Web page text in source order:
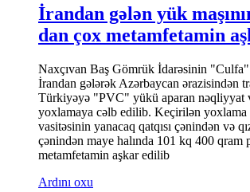
İrandan gələn yük
dan çox metamfetamin
Naxçıvan Baş Gömrük İdarəsinin
İrandan gələrək Azərbaycan ərazisindən
Türkiyəyə "PVC" yükü aparan nəqliyyat
yoxlamaya cəlb edilib. Keçirilən yoxlama
vasitəsinin yanacaq qatqısı çənindən və
çənindən maye halında 101 kq 400 qram
metamfetamin aşkar edilib
Ardını oxu